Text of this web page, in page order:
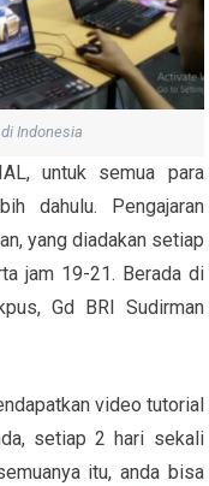
Indonesia
untuk semua para
dahulu. Pengajaran
yang diadakan setiap
jam 19-21. Berada di
Gd BRI Sudirman
video tutorial
setiap 2 hari sekali
itu, anda bisa